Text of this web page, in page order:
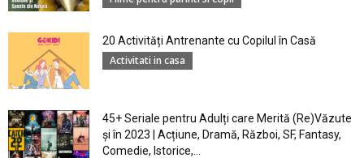
20 Activități Antrenante cu Copilul în Casă
Activitati in casa
45+ Seriale pentru Adulți care Merită (Re)Văzute
și în 2023 | Acțiune, Dramă, Război, SF, Fantasy,
Comedie, Istorice,...